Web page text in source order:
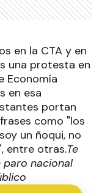
en la CTA y en
una protesta en
Economía
en esa
portan
como "los
un ñoqui, no
entre otras.Te
paro nacional